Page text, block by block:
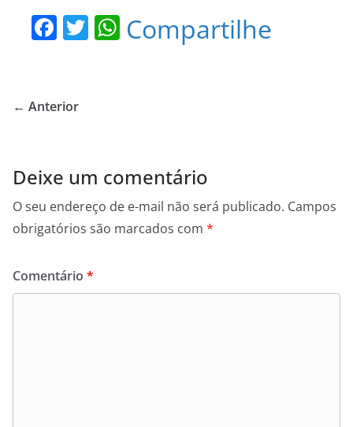
F
e
o
k
T W
p
Compartilhe
← Anterior
Deixe um comentário
O seu endereço de e-mail não será publicado. Campos
obrigatórios são marcados com *
Comentário *